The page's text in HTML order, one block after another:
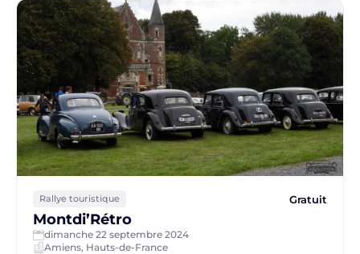
Rallye touristique Gratuit
Montdi’Rétro
dimanche 22 septembre 2024
Amiens, Hauts-de-France